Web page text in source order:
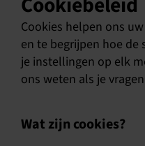
Cookies helpen ons
en te begrijpen hoe
je instellingen op elk
ons weten als je
Wat zijn cookies?